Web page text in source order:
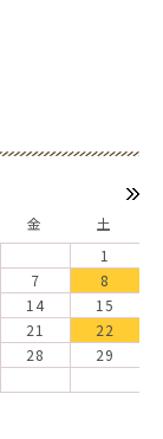
金
土
1
7
8
14
15
21
22
28
29